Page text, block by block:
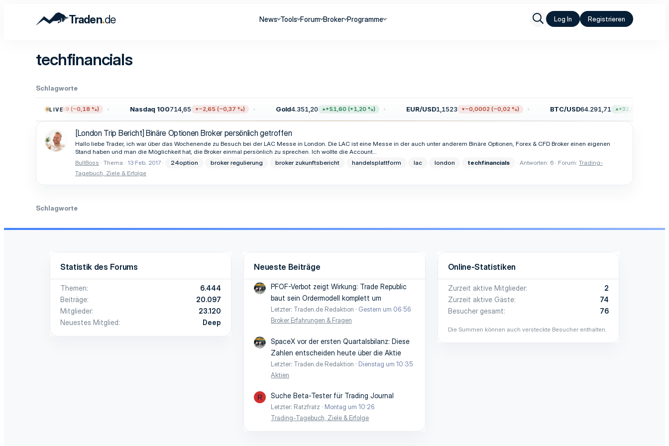
Traden.de News Tools Forum Broker Programme Log In Registrieren
techfinancials
Schlagworte
LIVE
−13,59 (−0,18 %) Nasdaq 100714,65 −2,65 (−0,37 %) Gold4.351,20 +51,60 (+1,20 %) EUR/USD1,1523 −0,0002 (−0,02 %) BTC/USD64.291,71 +32,03 (+0,05 %)
[London Trip Bericht] Binäre Optionen Broker persönlich getroffen
Hallo liebe Trader, ich war über das Wochenende zu Besuch bei der LAC Messe in London. Die LAC ist eine Messe in der auch unter anderem Binäre Optionen, Forex & CFD Broker einen eigenen
Stand haben und man die Möglichkeit hat, die Broker einmal persönlich zu sprechen. Ich wollte die Account...
BullBoss
Thema 13 Feb. 2017 24option broker regulierung broker zukunftsbericht handelsplattform lac london techfinancials Antworten: 6 Forum: Trading-
Tagebuch, Ziele & Erfolge
Schlagworte
Statistik des Forums
Themen
6.444
Beiträge
20.097
Mitglieder
23.120
Neuestes Mitglied
Deep
Neueste Beiträge
PFOF-Verbot zeigt Wirkung: Trade Republic
baut sein Ordermodell komplett um
Letzter: Traden.de Redaktion
Gestern um 06:56
Broker Erfahrungen & Fragen
SpaceX vor der ersten Quartalsbilanz: Diese
Zahlen entscheiden heute über die Aktie
Letzter: Traden.de Redaktion
Dienstag um 10:35
Aktien
R Suche Beta-Tester für Trading Journal
Letzter: Ratzfratz
Montag um 10:26
Trading-Tagebuch, Ziele & Erfolge
Online-Statistiken
Zurzeit aktive Mitglieder
2
Zurzeit aktive Gäste
74
Besucher gesamt
76
Die Summen können auch versteckte Besucher enthalten.